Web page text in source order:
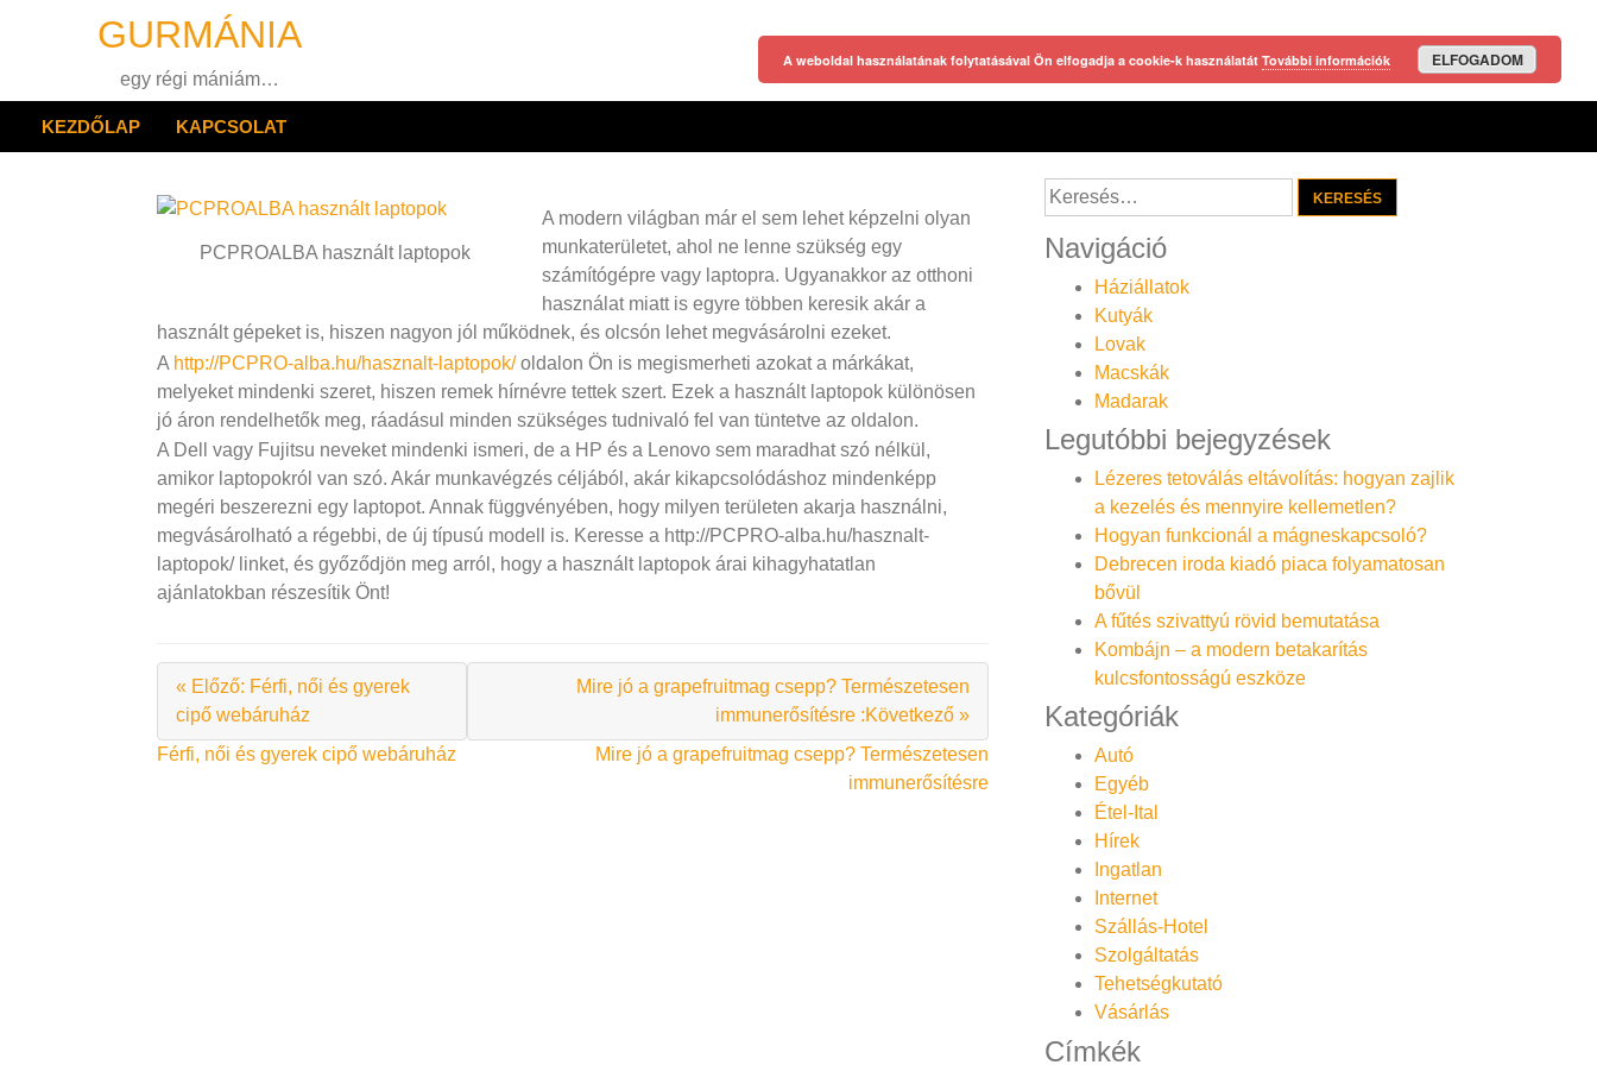
GURMÁNIA
egy régi mániám…
KEZDŐLAP KAPCSOLAT
PCPROALBA használt laptopok
A modern világban már el sem lehet képzelni olyan
munkaterületet, ahol ne lenne szükség egy
számítógépre vagy laptopra. Ugyanakkor az otthoni
használat miatt is egyre többen keresik akár a
használt gépeket is, hiszen nagyon jól működnek, és olcsón lehet megvásárolni ezeket.
A http://PCPRO-alba.hu/hasznalt-laptopok/oldalon Ön is megismerheti azokat a márkákat,
melyeket mindenki szeret, hiszen remek hírnévre tettek szert. Ezek a használt laptopok különösen
jó áron rendelhetők meg, ráadásul minden szükséges tudnivaló fel van tüntetve az oldalon.
A Dell vagy Fujitsu neveket mindenki ismeri, de a HP és a Lenovo sem maradhat szó nélkül,
amikor laptopokról van szó. Akár munkavégzés céljából, akár kikapcsolódáshoz mindenképp
megéri beszerezni egy laptopot. Annak függvényében, hogy milyen területen akarja használni,
megvásárolható a régebbi, de új típusú modell is. Keresse a http://PCPRO-alba.hu/hasznalt-
laptopok/ linket, és győződjön meg arról, hogy a használt laptopok árai kihagyhatatlan
ajánlatokban részesítik Önt!
« Előző: Férfi, női és gyerek
cipő webáruház
Mire jó a grapefruitmag csepp? Természetesen
immunerősítésre :Következő »
Bejegyzés
Férfi, női és gyerek cipő webáruház
Mire jó a grapefruitmag csepp? Természetesen
immunerősítésre
Keresés:
Navigáció
Háziállatok
Kutyák
Lovak
Macskák
Madarak
Legutóbbi bejegyzések
Lézeres tetoválás eltávolítás: hogyan zajlik
a kezelés és mennyire kellemetlen?
Hogyan funkcionál a mágneskapcsoló?
Debrecen iroda kiadó piaca folyamatosan
bővül
A fűtés szivattyú rövid bemutatása
Kombájn – a modern betakarítás
kulcsfontosságú eszköze
Kategóriák
Autó
Egyéb
Étel-Ital
Hírek
Ingatlan
Internet
Szállás-Hotel
Szolgáltatás
Tehetségkutató
Vásárlás
Címkék
A weboldal használatának folytatásával Ön elfogadja a cookie-k használatát További információk ELFOGADOM